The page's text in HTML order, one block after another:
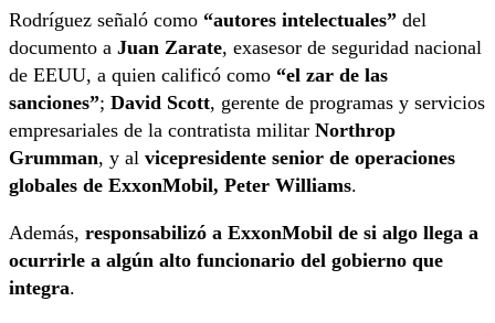
Rodríguez señaló como “autores intelectuales” del
documento a Juan Zarate, exasesor de seguridad nacional
de EEUU, a quien calificó como “el zar de las
sanciones”; David Scott, gerente de programas y servicios
empresariales de la contratista militar Northrop
Grumman, y al vicepresidente senior de operaciones
globales de ExxonMobil, Peter Williams.
Además, responsabilizó a ExxonMobil de si algo llega a
ocurrirle a algún alto funcionario del gobierno que
integra.